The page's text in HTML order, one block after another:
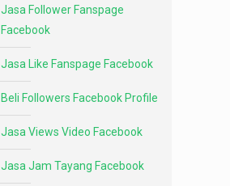
Jasa Follower Fanspage
Facebook
Jasa Like Fanspage Facebook
Beli Followers Facebook Profile
Jasa Views Video Facebook
Jasa Jam Tayang Facebook